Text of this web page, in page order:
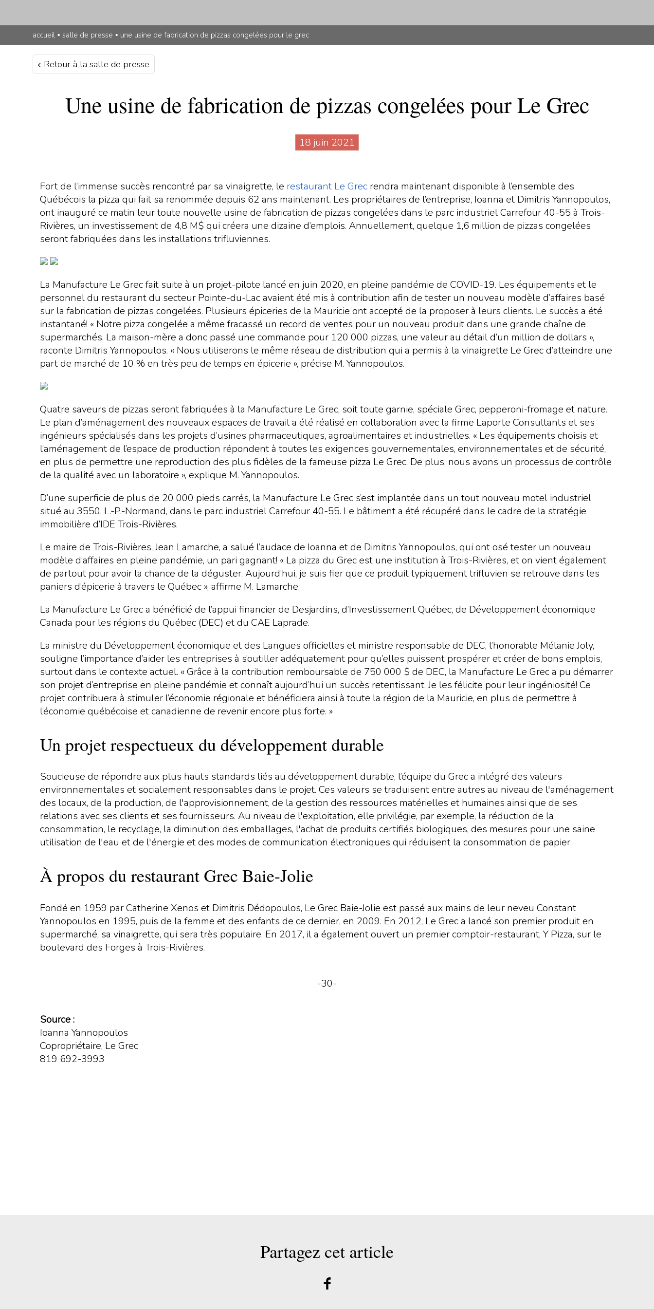
accueil ▪ salle de presse ▪ une usine de fabrication de pizzas congelées pour le grec
Retour à la salle de presse
Une usine de fabrication de pizzas congelées pour Le Grec
18 juin 2021
Fort de l’immense succès rencontré par sa vinaigrette, le restaurant Le Grec rendra maintenant disponible à l’ensemble des
Québécois la pizza qui fait sa renommée depuis 62 ans maintenant. Les propriétaires de l’entreprise, Ioanna et Dimitris Yannopoulos,
ont inauguré ce matin leur toute nouvelle usine de fabrication de pizzas congelées dans le parc industriel Carrefour 40-55 à Trois-
Rivières, un investissement de 4,8 M$ qui créera une dizaine d’emplois. Annuellement, quelque 1,6 million de pizzas congelées
seront fabriquées dans les installations trifluviennes.
La Manufacture Le Grec fait suite à un projet-pilote lancé en juin 2020, en pleine pandémie de COVID-19. Les équipements et le
personnel du restaurant du secteur Pointe-du-Lac avaient été mis à contribution afin de tester un nouveau modèle d’affaires basé
sur la fabrication de pizzas congelées. Plusieurs épiceries de la Mauricie ont accepté de la proposer à leurs clients. Le succès a été
instantané! « Notre pizza congelée a même fracassé un record de ventes pour un nouveau produit dans une grande chaîne de
supermarchés. La maison-mère a donc passé une commande pour 120 000 pizzas, une valeur au détail d’un million de dollars »,
raconte Dimitris Yannopoulos. « Nous utiliserons le même réseau de distribution qui a permis à la vinaigrette Le Grec d’atteindre une
part de marché de 10 % en très peu de temps en épicerie », précise M. Yannopoulos.
Quatre saveurs de pizzas seront fabriquées à la Manufacture Le Grec, soit toute garnie, spéciale Grec, pepperoni-fromage et nature.
Le plan d’aménagement des nouveaux espaces de travail a été réalisé en collaboration avec la firme Laporte Consultants et ses
ingénieurs spécialisés dans les projets d’usines pharmaceutiques, agroalimentaires et industrielles. « Les équipements choisis et
l’aménagement de l’espace de production répondent à toutes les exigences gouvernementales, environnementales et de sécurité,
en plus de permettre une reproduction des plus fidèles de la fameuse pizza Le Grec. De plus, nous avons un processus de contrôle
de la qualité avec un laboratoire », explique M. Yannopoulos.
D’une superficie de plus de 20 000 pieds carrés, la Manufacture Le Grec s’est implantée dans un tout nouveau motel industriel
situé au 3550, L.-P.-Normand, dans le parc industriel Carrefour 40-55. Le bâtiment a été récupéré dans le cadre de la stratégie
immobilière d’IDE Trois-Rivières.
Le maire de Trois-Rivières, Jean Lamarche, a salué l’audace de Ioanna et de Dimitris Yannopoulos, qui ont osé tester un nouveau
modèle d’affaires en pleine pandémie, un pari gagnant! « La pizza du Grec est une institution à Trois-Rivières, et on vient également
de partout pour avoir la chance de la déguster. Aujourd’hui, je suis fier que ce produit typiquement trifluvien se retrouve dans les
paniers d’épicerie à travers le Québec », affirme M. Lamarche.
La Manufacture Le Grec a bénéficié de l’appui financier de Desjardins, d’Investissement Québec, de Développement économique
Canada pour les régions du Québec (DEC) et du CAE Laprade.
La ministre du Développement économique et des Langues officielles et ministre responsable de DEC, l’honorable Mélanie Joly,
souligne l’importance d’aider les entreprises à s’outiller adéquatement pour qu’elles puissent prospérer et créer de bons emplois,
surtout dans le contexte actuel. « Grâce à la contribution remboursable de 750 000 $ de DEC, la Manufacture Le Grec a pu démarrer
son projet d’entreprise en pleine pandémie et connaît aujourd’hui un succès retentissant. Je les félicite pour leur ingéniosité! Ce
projet contribuera à stimuler l’économie régionale et bénéficiera ainsi à toute la région de la Mauricie, en plus de permettre à
l’économie québécoise et canadienne de revenir encore plus forte. »
Un projet respectueux du développement durable
Soucieuse de répondre aux plus hauts standards liés au développement durable, l’équipe du Grec a intégré des valeurs
environnementales et socialement responsables dans le projet. Ces valeurs se traduisent entre autres au niveau de l'aménagement
des locaux, de la production, de l'approvisionnement, de la gestion des ressources matérielles et humaines ainsi que de ses
relations avec ses clients et ses fournisseurs. Au niveau de l'exploitation, elle privilégie, par exemple, la réduction de la
consommation, le recyclage, la diminution des emballages, l'achat de produits certifiés biologiques, des mesures pour une saine
utilisation de l'eau et de l'énergie et des modes de communication électroniques qui réduisent la consommation de papier.
À propos du restaurant Grec Baie-Jolie
Fondé en 1959 par Catherine Xenos et Dimitris Dédopoulos, Le Grec Baie-Jolie est passé aux mains de leur neveu Constant
Yannopoulos en 1995, puis de la femme et des enfants de ce dernier, en 2009. En 2012, Le Grec a lancé son premier produit en
supermarché, sa vinaigrette, qui sera très populaire. En 2017, il a également ouvert un premier comptoir-restaurant, Y Pizza, sur le
boulevard des Forges à Trois-Rivières.
-30-
Source :
Ioanna Yannopoulos
Copropriétaire, Le Grec
819 692-3993
Partagez cet article